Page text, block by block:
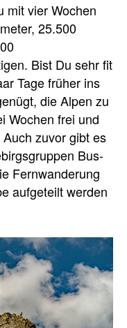
mit vier Wochen
25.500
Bist Du sehr fit
Tage früher ins
die Alpen zu
Wochen frei und
zuvor gibt es
Bus-
Fernwanderung
aufgeteilt werden